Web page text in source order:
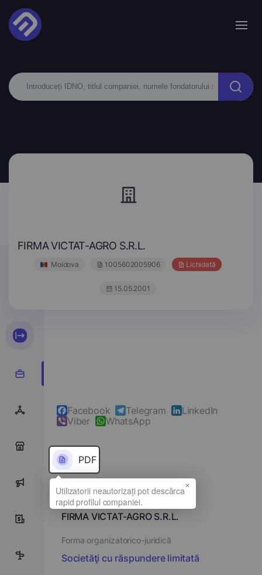
FIRMA VICTAT-AGRO S.R.L.
Moldova 1005602005906 Lichidată
15.05.2001
0
7
Facebook Telegram
LinkedIn
Viber
WhatsApp
PDF
Denumirea completă
FIRMA VICTAT-AGRO S.R.L.
Forma organizatorico-juridică
Societăţi cu răspundere limitată
×